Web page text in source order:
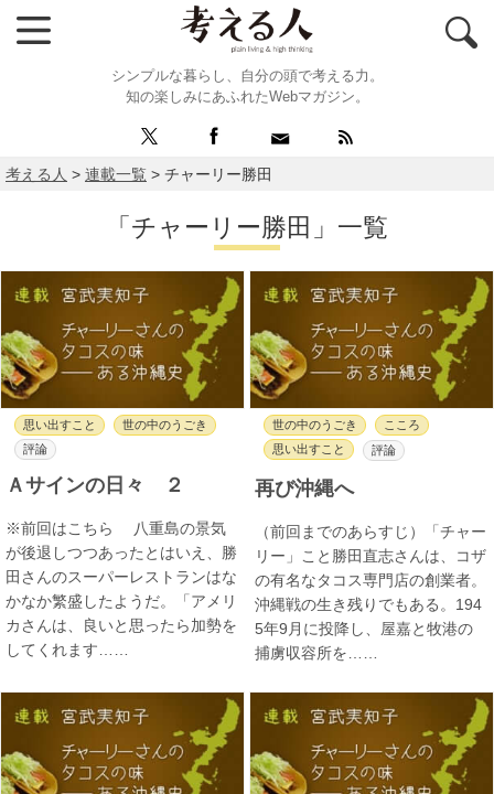
シンプルな暮らし、自分の頭で考える力。
知の楽しみにあふれたWebマガジン。
考える人 > 連載一覧 > チャーリー勝田
「チャーリー勝田」一覧
思い出すこと
世の中のうごき
評論
Ａサインの日々 ２
※前回はこちら 八重島の景気
が後退しつつあったとはいえ、勝
田さんのスーパーレストランはな
かなか繁盛したようだ。「アメリ
カさんは、良いと思ったら加勢を
してくれます……
世の中のうごき
こころ
思い出すこと
評論
再び沖縄へ
（前回までのあらすじ）「チャー
リー」こと勝田直志さんは、コザ
の有名なタコス専門店の創業者。
沖縄戦の生き残りでもある。194
5年9月に投降し、屋嘉と牧港の
捕虜収容所を……